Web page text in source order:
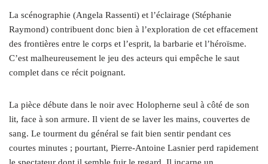
La scénographie (Angela Rassenti) et l’éclairage (Stéphanie
Raymond) contribuent donc bien à l’exploration de cet effacement
des frontières entre le corps et l’esprit, la barbarie et l’héroïsme.
C’est malheureusement le jeu des acteurs qui empêche le saut
complet dans ce récit poignant.
La pièce débute dans le noir avec Holopherne seul à côté de son
lit, face à son armure. Il vient de se laver les mains, couvertes de
sang. Le tourment du général se fait bien sentir pendant ces
courtes minutes ; pourtant, Pierre-Antoine Lasnier perd rapidement
le spectateur dont il semble fuir le regard. Il incarne un